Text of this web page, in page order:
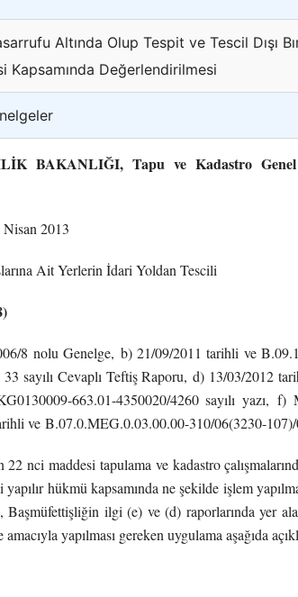
Altında Olup Tespit ve Tescil Dışı
Kapsamında Değerlendirilmesi
BAKANLIĞI, Tapu ve Kadastro
2013
Ait Yerlerin İdari Yoldan Tescili
8 nolu Genelge, b) 21/09/2011 tarihli ve
sayılı Cevaplı Teftiş Raporu, d) 13/03/2012
663.01-4350020/4260 sayılı yazı, f)
ve B.07.0.MEG.0.03.00.00-310/06(3230-107)/
nci maddesi tapulama ve kadastro
hükmü kapsamında ne şekilde işlem
Başmüfettişliğin ilgi (e) ve (d) raporlarında yer
yapılması gereken uygulama aşağıda